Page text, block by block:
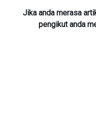
Jika anda merasa
pengikut anda